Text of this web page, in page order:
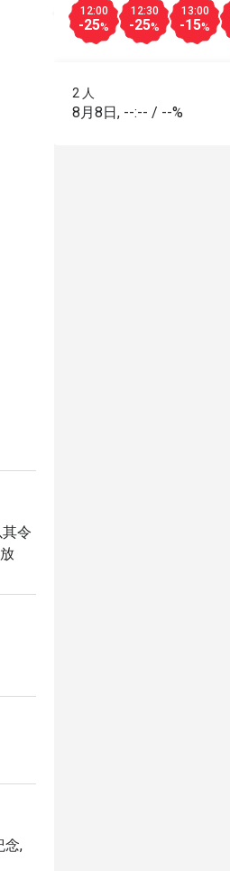
令
驗五
念,
12:00
-25%
12:30
-25%
13:00
-15%
2 人
8月8日, --:-- / --%